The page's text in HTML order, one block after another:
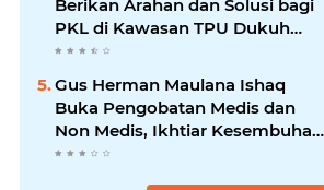
Berikan Arahan dan Solusi bagi
PKL di Kawasan TPU Dukuh
Bulak Banteng Surabaya
Gus Herman Maulana Ishaq
Buka Pengobatan Medis dan
Non Medis, Ikhtiar Kesembuhan
Atas Izin Allah